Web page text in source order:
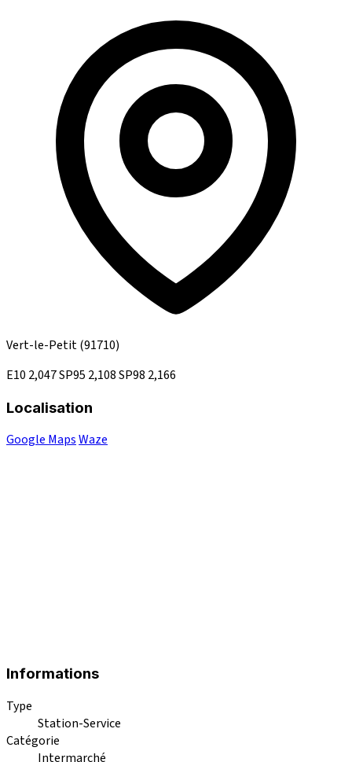
Vert-le-Petit(91710)
E10 2,047SP95 2,108SP98 2,166
Localisation
Google MapsWaze
Informations
Type
Station-Service
Catégorie
Intermarché